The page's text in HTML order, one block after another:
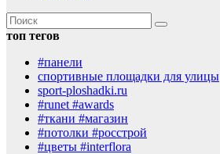
топ тегов
#панели
спортивные площадки для улицы
sport-ploshadki.ru
#runet #awards
#ткани #магазин
#потолки #росстрой
#цветы #interflora